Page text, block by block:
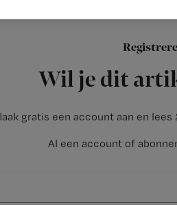
Wil je dit
gratis een account aan en
Al een account of
Dit zeggen diverse